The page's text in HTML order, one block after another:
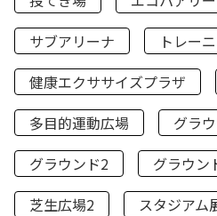
サブアリーナ
トレー
健康エクササイズプラザ
多目的運動広場
グラ
グラウンド2
グラウン
芝生広場2
スタジアム